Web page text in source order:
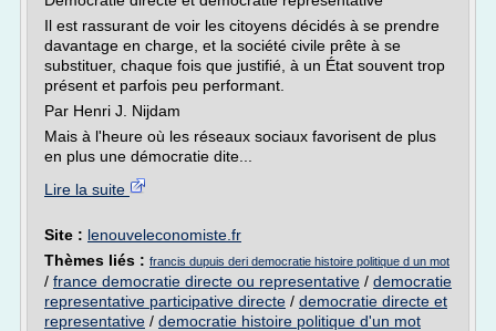
Il est rassurant de voir les citoyens décidés à se prendre
davantage en charge, et la société civile prête à se
substituer, chaque fois que justifié, à un État souvent trop
présent et parfois peu performant.
Par Henri J. Nijdam
Mais à l'heure où les réseaux sociaux favorisent de plus
en plus une démocratie dite...
Lire la suite
Site : lenouveleconomiste.fr
Thèmes liés : francis dupuis deri democratie histoire politique d un mot
/ france democratie directe ou representative / democratie
representative participative directe / democratie directe et
representative / democratie histoire politique d'un mot